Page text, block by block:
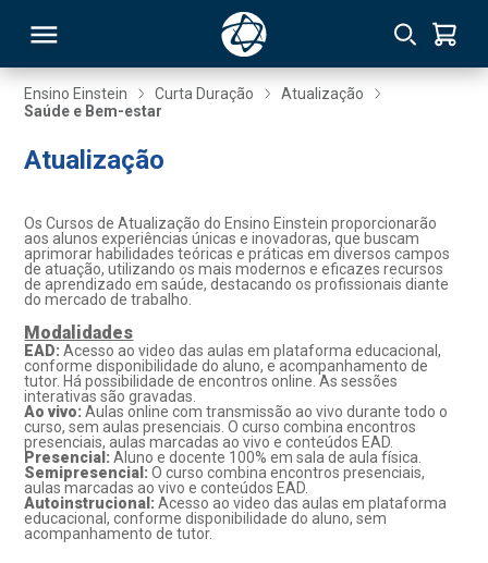
Ensino Einstein Curta Duração
Atualização
Saúde e Bem-estar
Atualização
Os Cursos de Atualização do Ensino Einstein proporcionarão
aos alunos experiências únicas e inovadoras, que buscam
aprimorar habilidades teóricas e práticas em diversos campos
de atuação, utilizando os mais modernos e eficazes recursos
de aprendizado em saúde, destacando os profissionais diante
do mercado de trabalho.
Modalidades
EAD:Acesso ao video das aulas em plataforma educacional,
conforme disponibilidade do aluno, e acompanhamento de
tutor. Há possibilidade de encontros online. As sessões
interativas são gravadas.
Ao vivo: Aulas online com transmissão ao vivo durante todo o
curso, sem aulas presenciais. O curso combina encontros
presenciais, aulas marcadas ao vivo e conteúdos EAD.
Presencial:Aluno e docente 100% em sala de aula física.
Semipresencial:O curso combina encontros presenciais,
aulas marcadas ao vivo e conteúdos EAD.
Autoinstrucional:Acesso ao video das aulas em plataforma
educacional, conforme disponibilidade do aluno, sem
acompanhamento de tutor.